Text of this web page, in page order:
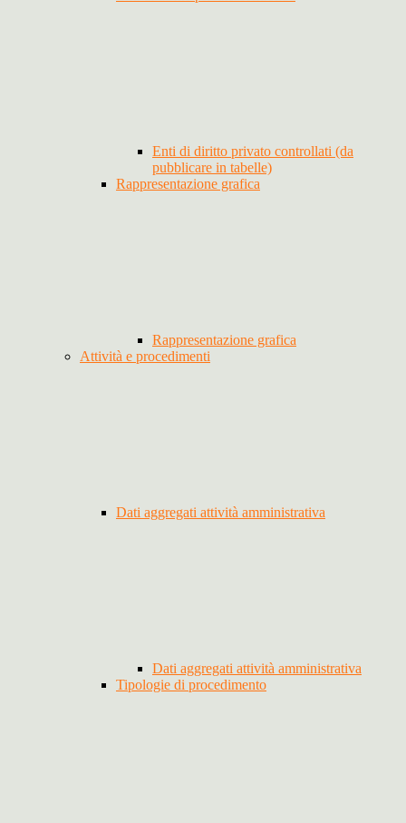
Enti di diritto privato controllati (da
pubblicare in tabelle)
Rappresentazione grafica
Rappresentazione grafica
Attività e procedimenti
Dati aggregati attività amministrativa
Dati aggregati attività amministrativa
Tipologie di procedimento